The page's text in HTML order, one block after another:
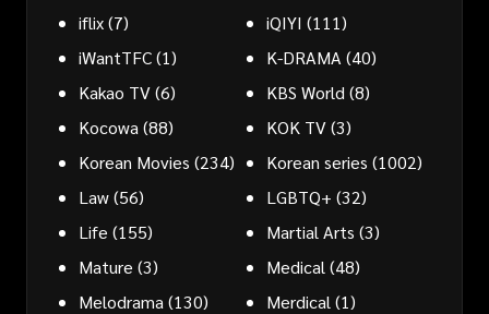
iflix(7) iQIYI (111)
iWantTFC(1) K-DRAMA (40)
Kakao TV(6) KBS World (8)
Kocowa (88) KOK TV(3)
Korean Movies (234) Korean series (1002)
Law(56) LGBTQ+ (32)
Life (155) Martial Arts (3)
Mature (3) Medical (48)
Melodrama (130) Merdical (1)